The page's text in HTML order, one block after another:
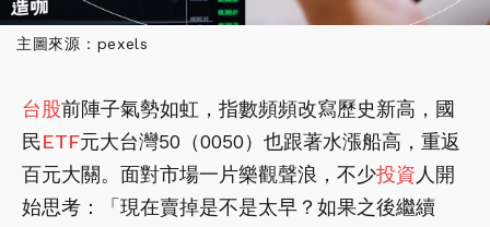
主圖來源：pexels
台股前陣子氣勢如虹，指數頻頻改寫歷史新高，國
民ETF元大台灣50（0050）也跟著水漲船高，重返
百元大關。面對市場一片樂觀聲浪，不少投資 人開
始思考：「現在賣掉是不是太早？如果之後繼續